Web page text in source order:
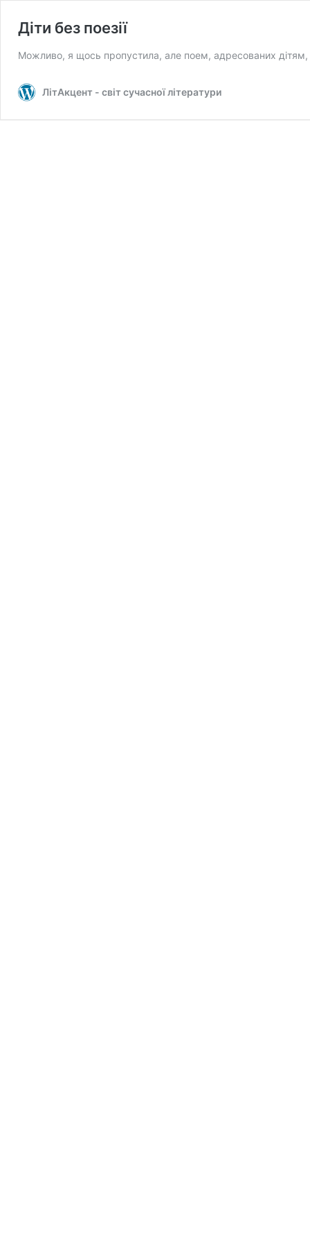
Діти без поезії
Можливо, я щось пропустила, але поем, адресованих
ЛітАкцент - світ сучасної літератури